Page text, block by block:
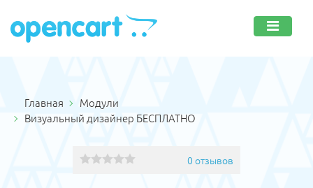
Главная
Модули
Визуальный дизайнер БЕСПЛАТНО
0 отзывов